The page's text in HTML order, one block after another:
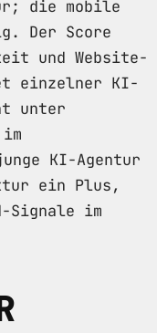
die mobile
Der Score
und Website-
einzelner KI-
unter
KI-Agentur
ein Plus,
Signale im